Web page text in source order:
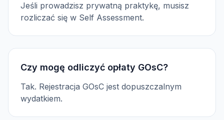
Jeśli prowadzisz prywatną praktykę, musisz
rozliczać się w Self Assessment.
Czy mogę odliczyć opłaty GOsC?
Tak. Rejestracja GOsC jest dopuszczalnym
wydatkiem.